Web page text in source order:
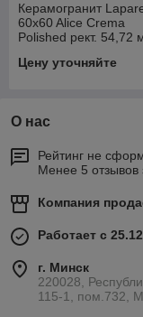
Керамогранит
60x60 Alice Crema
Polished рект. 54,72
Цену уточняйте
О нас
Рейтинг не
Менее 5 отзывов
Компания
Работает с
г. Минск
220028,
115-1, пом.732,